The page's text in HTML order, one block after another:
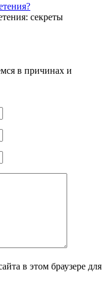
секреты
в причинах и
в этом браузере для